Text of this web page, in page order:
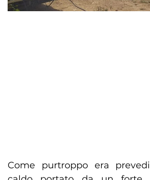
Come purtroppo era